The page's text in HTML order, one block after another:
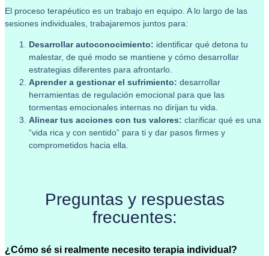
El proceso terapéutico es un trabajo en equipo. A lo largo de las
sesiones individuales, trabajaremos juntos para:
Desarrollar autoconocimiento: identificar qué detona tu
malestar, de qué modo se mantiene y cómo desarrollar
estrategias diferentes para afrontarlo.
Aprender a gestionar el sufrimiento: desarrollar
herramientas de regulación emocional para que las
tormentas emocionales internas no dirijan tu vida.
Alinear tus acciones con tus valores: clarificar qué es una
“vida rica y con sentido” para ti y dar pasos firmes y
comprometidos hacia ella.
Preguntas y respuestas
frecuentes:
¿Cómo sé si realmente necesito terapia individual?